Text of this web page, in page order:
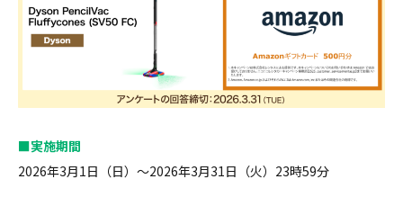
■実施期間
2026年3月1日（日）～2026年3月31日（火）23時59分